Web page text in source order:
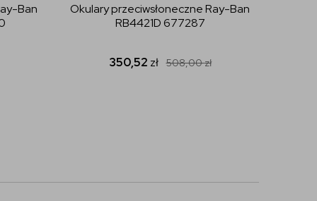
Ban
Okulary przeciwsłoneczne Ray-Ban
RB4421D 677287
350,52 zł 508,00zł